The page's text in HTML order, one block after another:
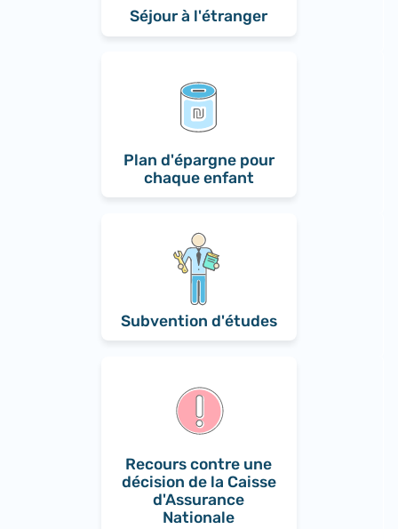
Séjour à l'étranger
Plan d'épargne pour
chaque enfant
Subvention d'études
Recours contre une
décision de la Caisse
d'Assurance
Nationale